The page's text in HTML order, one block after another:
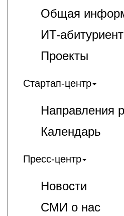
Общая
ИT-абитуриент
Проекты
Стартап-центр
Направления
Календарь
Пресс-центр
Новости
СМИ о нас